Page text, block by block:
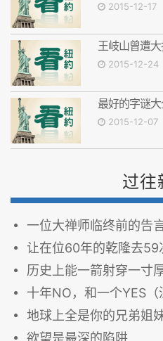
2015-12-17
王岐山曾遭
2015-12-24
最好的字谜大
2015-12-07
过往
一位大禅师临终前的告言忏悔
让在位60年的乾隆去59
历史上能一箭射穿一寸厚
十年NO，和一个YES（
地球上全是你的兄弟姐